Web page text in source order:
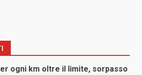
ogni km oltre il limite, sorpasso